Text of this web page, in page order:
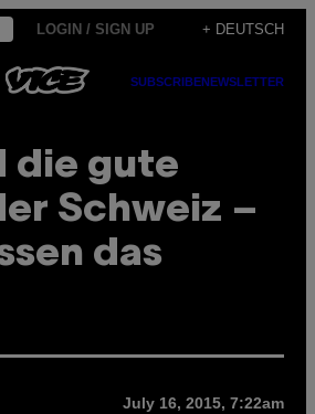
LOGIN / SIGN UP + DEUTSCH
SUBSCRIBENEWSLETTER
die gute
Schweiz –
das
July 16, 2015, 7:22am